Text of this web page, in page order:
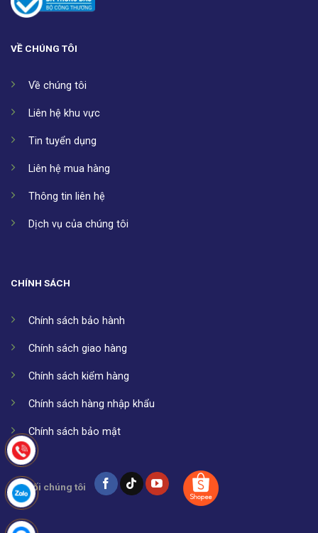
VỀ CHÚNG TÔI
Về chúng tôi
Liên hệ khu vực
Tin tuyển dụng
Liên hệ mua hàng
Thông tin liên hệ
Dịch vụ của chúng tôi
CHÍNH SÁCH
Chính sách bảo hành
Chính sách giao hàng
Chính sách kiểm hàng
Chính sách hàng nhập khẩu
Chính sách bảo mật
Kết nối chúng tôi